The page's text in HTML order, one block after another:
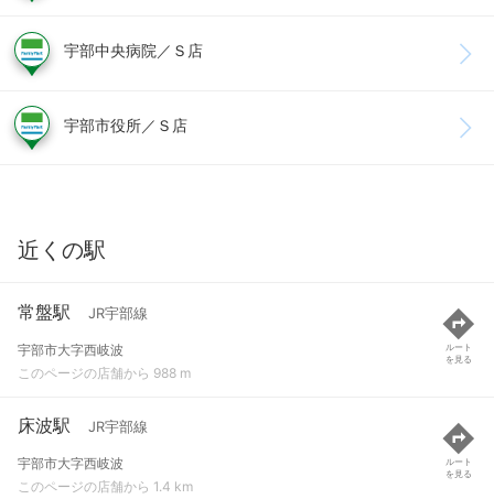
宇部中央病院／Ｓ店
宇部市役所／Ｓ店
近くの駅
常盤駅 JR宇部線
宇部市大字西岐波
このページの店舗から 988 m
ルート
を見る
床波駅 JR宇部線
宇部市大字西岐波
このページの店舗から 1.4 km
ルート
を見る